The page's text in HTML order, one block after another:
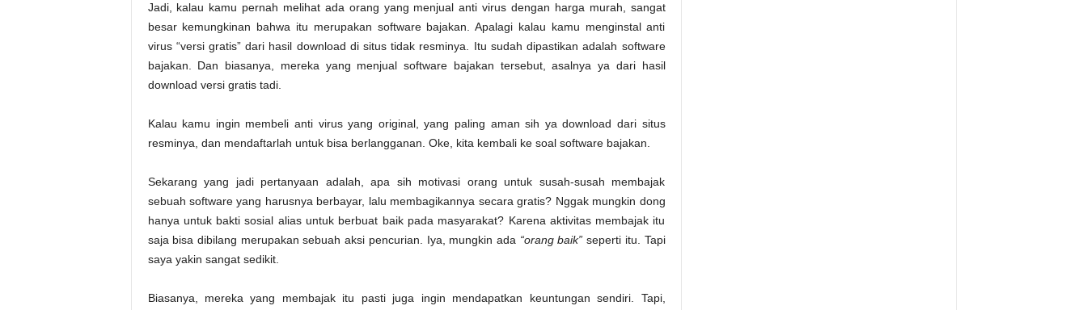
Jadi, kalau kamu pernah melihat ada orang yang menjual anti virus dengan harga murah, sangat
besar kemungkinan bahwa itu merupakan software bajakan. Apalagi kalau kamu menginstal anti
virus “versi gratis” dari hasil download di situs tidak resminya. Itu sudah dipastikan adalah software
bajakan. Dan biasanya, mereka yang menjual software bajakan tersebut, asalnya ya dari hasil
download versi gratis tadi.
Kalau kamu ingin membeli anti virus yang original, yang paling aman sih ya download dari situs
resminya, dan mendaftarlah untuk bisa berlangganan. Oke, kita kembali ke soal software bajakan.
Sekarang yang jadi pertanyaan adalah, apa sih motivasi orang untuk susah-susah membajak
sebuah software yang harusnya berbayar, lalu membagikannya secara gratis? Nggak mungkin dong
hanya untuk bakti sosial alias untuk berbuat baik pada masyarakat? Karena aktivitas membajak itu
saja bisa dibilang merupakan sebuah aksi pencurian. Iya, mungkin ada “orang baik” seperti itu. Tapi
saya yakin sangat sedikit.
Biasanya, mereka yang membajak itu pasti juga ingin mendapatkan keuntungan sendiri. Tapi,